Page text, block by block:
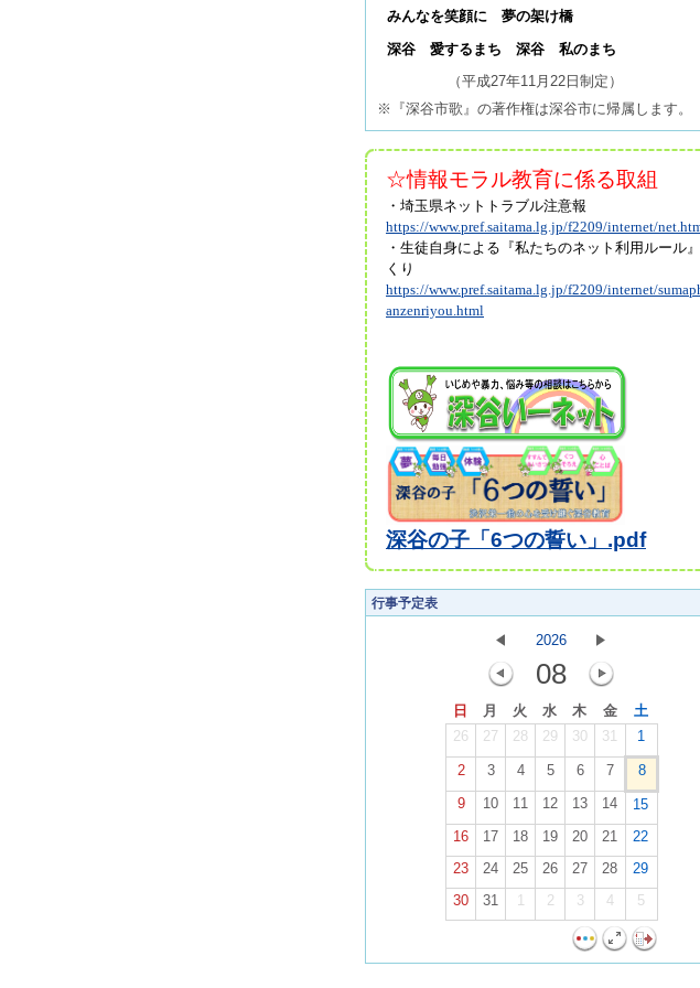
みんなを笑顔に 夢の架け橋
深谷 愛するまち 深谷 私のまち
（平成27年11月22日制定）
※『深谷市歌』の著作権は深谷市に帰属します。
☆情報モラル教育に係る取組
・埼玉県ネットトラブル注意報
https://www.pref.saitama.lg.jp/f2209/internet/
・生徒自身による『私たちのネット利用ルール
くり
https://www.pref.saitama.lg.jp/f2209/internet/
anzenriyou.html
深谷の子「6つの誓い」.pdf
行事予定表
2026
08
日 月 火 水 木 金
土
26
27 28 29 30 31 1
2 3 4 5 6 7
8
9
10 11 12 13 14
15
16
17 18 19 20 21
22
23
24 25 26 27 28
29
30
31 1 2 3 4 5